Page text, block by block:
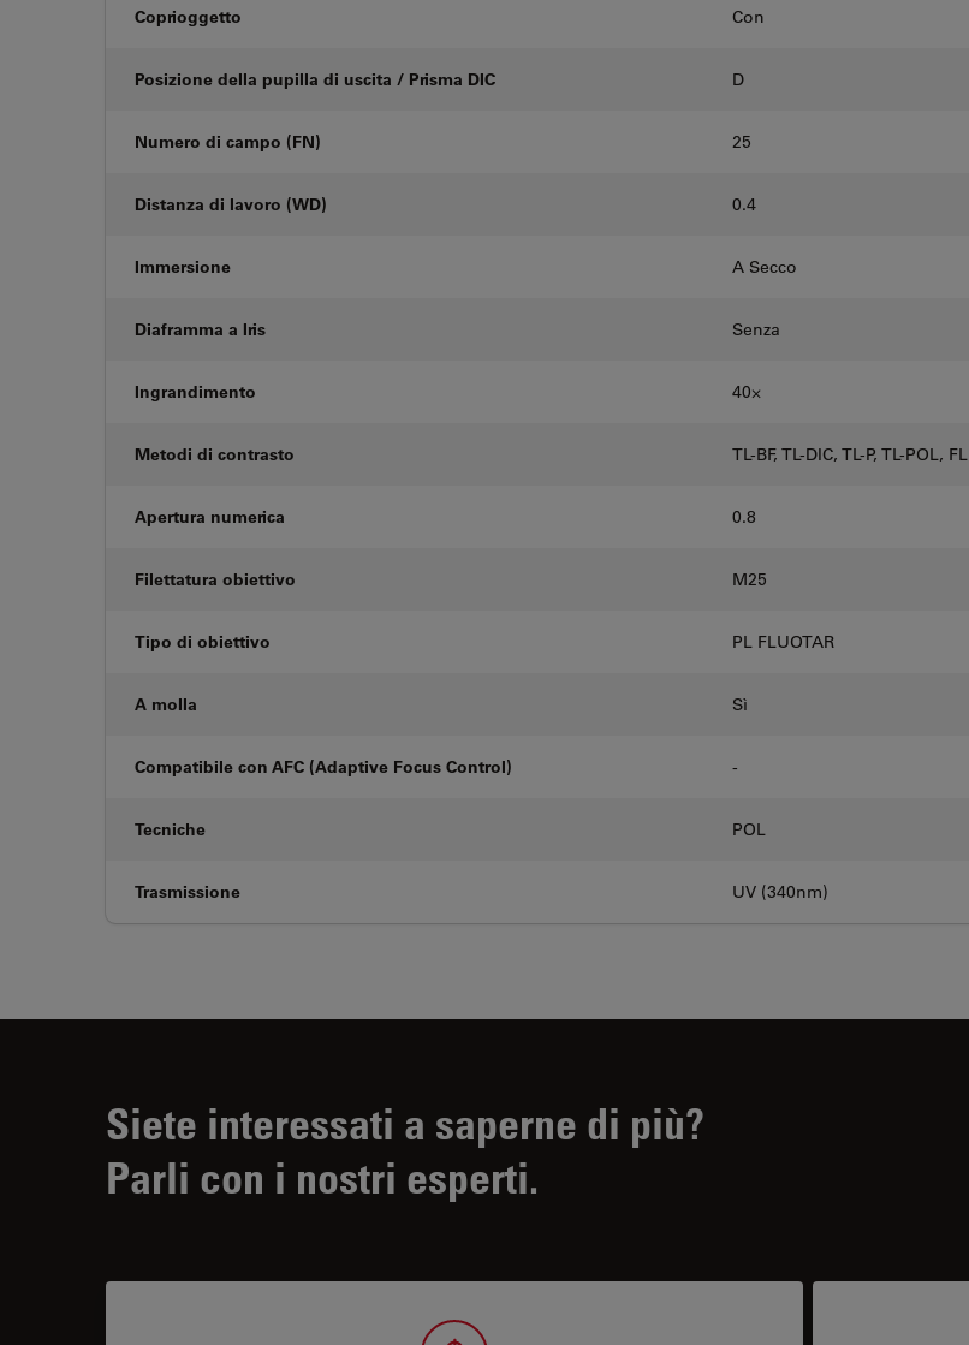
Coprioggetto Con
Posizione della pupilla di uscita / Prisma DIC D
Numero di campo (FN) 25
Distanza di lavoro (WD) 0.4
Immersione A Secco
Diaframma a Iris Senza
Ingrandimento 40⨉
Metodi di contrasto TL-BF, TL-DIC, TL-P, TL-POL,
Apertura numerica 0.8
Filettatura obiettivo M25
Tipo di obiettivo PL FLUOTAR
A molla Sì
Compatibile con AFC (Adaptive Focus Control) -
Tecniche POL
Trasmissione UV (340nm)
Siete interessati a saperne di più?
Parli con i nostri esperti.